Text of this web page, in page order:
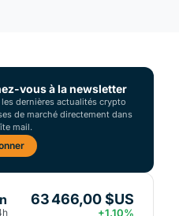
vous à la newsletter
les dernières actualités crypto
de marché directement dans
mail.
63 466,00 $US
+1.10%